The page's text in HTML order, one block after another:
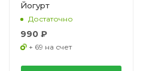
Йогурт
Достаточно
990 ₽
+ 69 на счет